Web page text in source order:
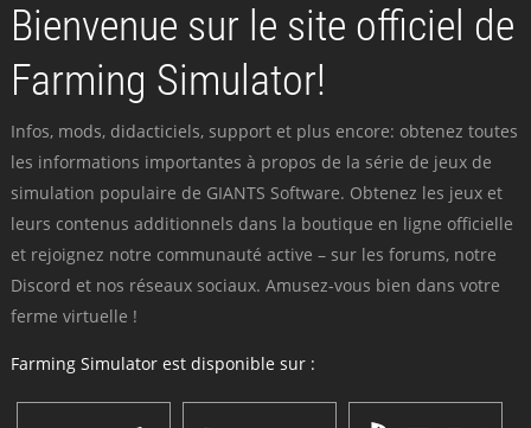
Bienvenue sur le site officiel de
Farming Simulator!
Infos, mods, didacticiels, support et plus encore: obtenez toutes
les informations importantes à propos de la série de jeux de
simulation populaire de GIANTS Software. Obtenez les jeux et
leurs contenus additionnels dans la boutique en ligne officielle
et rejoignez notre communauté active – sur les forums, notre
Discord et nos réseaux sociaux. Amusez-vous bien dans votre
ferme virtuelle !
Farming Simulator est disponible sur :